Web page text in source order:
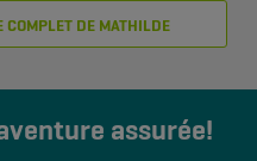
COMPLET DE MATHILDE
assurée!